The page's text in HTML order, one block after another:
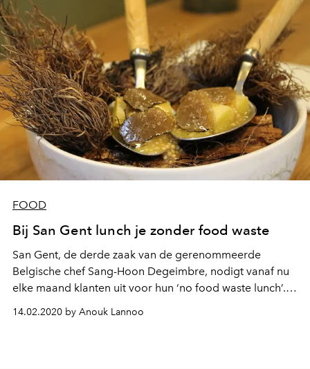
FOOD
Bij San Gent lunch je zonder food waste
San Gent, de derde zaak van de gerenommeerde
Belgische chef Sang-Hoon Degeimbre, nodigt vanaf nu
elke maand klanten uit voor hun ‘no food waste lunch’.
het restaurant bekend voor zijn toegankelijke en
14.02.2020 by Anouk Lannoo